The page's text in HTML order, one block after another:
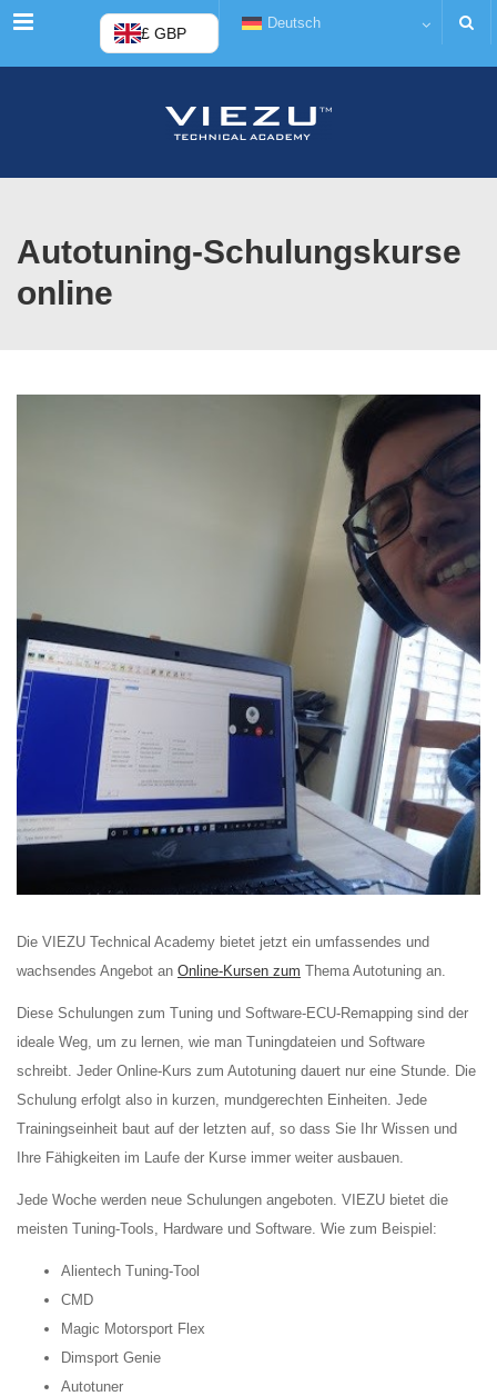
Menü £ GBP
Deutsch
Autotuning-Schulungskurse
online
Die VIEZU Technical Academy bietet jetzt ein umfassendes und
wachsendes Angebot an Online-Kursen zum Thema Autotuning an.
Diese Schulungen zum Tuning und Software-ECU-Remapping sind der
ideale Weg, um zu lernen, wie man Tuningdateien und Software
schreibt. Jeder Online-Kurs zum Autotuning dauert nur eine Stunde. Die
Schulung erfolgt also in kurzen, mundgerechten Einheiten. Jede
Trainingseinheit baut auf der letzten auf, so dass Sie Ihr Wissen und
Ihre Fähigkeiten im Laufe der Kurse immer weiter ausbauen.
Jede Woche werden neue Schulungen angeboten. VIEZU bietet die
meisten Tuning-Tools, Hardware und Software. Wie zum Beispiel:
Alientech Tuning-Tool
CMD
Magic Motorsport Flex
Dimsport Genie
Autotuner